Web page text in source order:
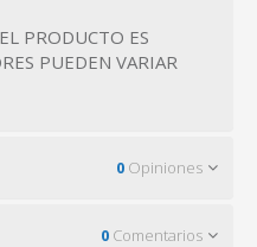
PRODUCTO ES
PUEDEN VARIAR
0 Opiniones
0 Comentarios